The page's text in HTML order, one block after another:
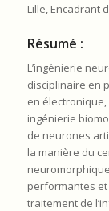
Lille, Encadrant
Résumé :
L’ingénierie
disciplinaire en
en
ingénierie
de neurones
la manière du
performantes
traitement de